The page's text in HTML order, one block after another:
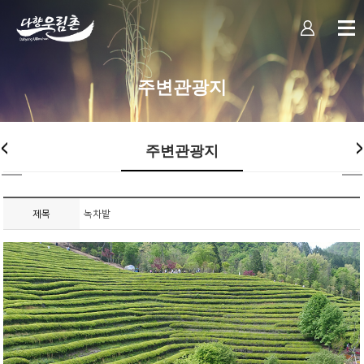
주변관광지
주변관광지
제목 녹차밭